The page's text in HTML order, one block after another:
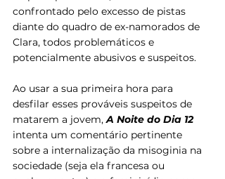
confrontado pelo excesso de pistas
diante do quadro de ex-namorados de
Clara, todos problemáticos e
potencialmente abusivos e suspeitos.
Ao usar a sua primeira hora para
desfilar esses prováveis suspeitos de
matarem a jovem, A Noite do Dia 12
intenta um comentário pertinente
sobre a internalização da misoginia na
sociedade (seja ela francesa ou